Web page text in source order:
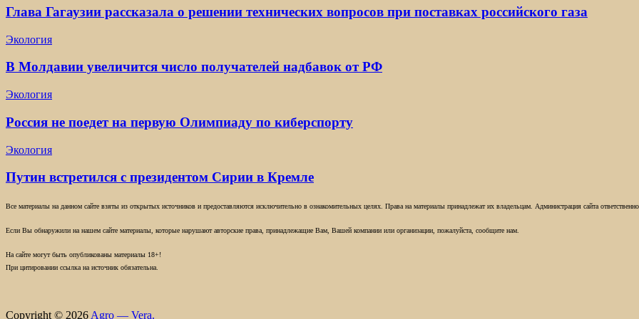
Глава Гагаузии рассказала о решении технических вопросов при поставках российского газа
Экология
В Молдавии увеличится число получателей надбавок от РФ
Экология
Россия не поедет на первую Олимпиаду по киберспорту
Экология
Путин встретился с президентом Сирии в Кремле
Все материалы на данном сайте взяты из открытых источников и предоставляются исключительно в ознакомительных целях. Права на материалы принадлежат их владельцам. Администрация сайта
Если Вы обнаружили на нашем сайте материалы, которые нарушают авторские права, принадлежащие Вам, Вашей компании или организации, пожалуйста, сообщите нам.
На сайте могут быть опубликованы материалы 18+!
При цитировании ссылка на источник обязательна.
Copyright © 2026 Agro — Vera.